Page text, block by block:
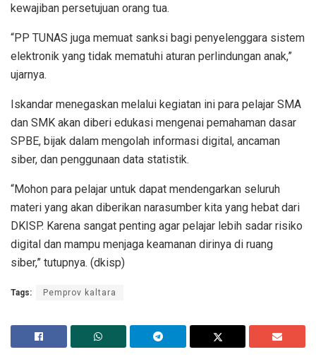
kewajiban persetujuan orang tua.
“PP TUNAS juga memuat sanksi bagi penyelenggara sistem
elektronik yang tidak mematuhi aturan perlindungan anak,”
ujarnya.
Iskandar menegaskan melalui kegiatan ini para pelajar SMA
dan SMK akan diberi edukasi mengenai pemahaman dasar
SPBE, bijak dalam mengolah informasi digital, ancaman
siber, dan penggunaan data statistik.
“Mohon para pelajar untuk dapat mendengarkan seluruh
materi yang akan diberikan narasumber kita yang hebat dari
DKISP. Karena sangat penting agar pelajar lebih sadar risiko
digital dan mampu menjaga keamanan dirinya di ruang
siber,” tutupnya. (dkisp)
Tags: Pemprov kaltara